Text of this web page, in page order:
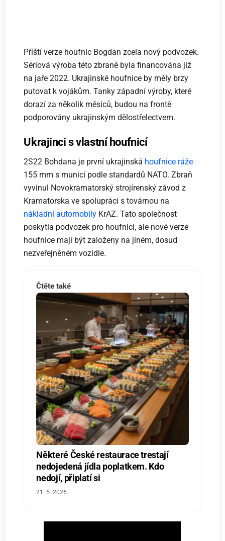
Příští verze houfnic Bogdan zcela nový podvozek.
Sériová výroba této zbraně byla financována již
na jaře 2022. Ukrajinské houfnice by měly brzy
putovat k vojákům. Tanky západní výroby, které
dorazí za několik měsíců, budou na frontě
podporovány ukrajinským dělostřelectvem.
Ukrajinci s vlastní houfnicí
2S22 Bohdana je první ukrajinská houfnice ráže
155 mm s municí podle standardů NATO. Zbraň
vyvinul Novokramatorský strojírenský závod z
Kramatorska ve spolupráci s továrnou na
nákladní automobily KrAZ. Tato společnost
poskytla podvozek pro houfnici, ale nové verze
houfnice mají být založeny na jiném, dosud
nezveřejněném vozidle.
Čtěte také
Některé České restaurace trestají
nedojedená jídla poplatkem. Kdo
nedojí, připlatí si
21. 5. 2026